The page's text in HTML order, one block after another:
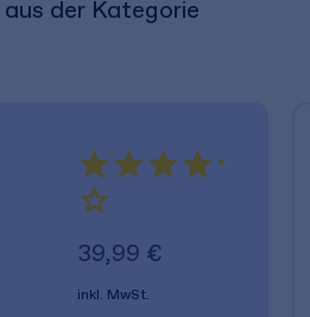
der Kategorie
39,99 €
inkl. MwSt.